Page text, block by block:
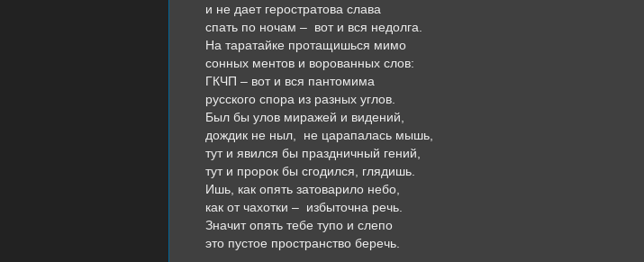
и не дает геростратова слава
спать по ночам – вот и вся недолга.
На таратайке протащишься мимо
сонных ментов и ворованных слов:
ГКЧП – вот и вся пантомима
русского спора из разных углов.
Был бы улов миражей и видений,
дождик не ныл, не царапалась мышь,
тут и явился бы праздничный гений,
тут и пророк бы сгодился, глядишь.
Ишь, как опять затоварило небо,
как от чахотки – избыточна речь.
Значит опять тебе тупо и слепо
это пустое пространство беречь.